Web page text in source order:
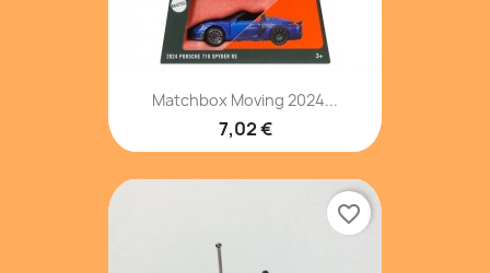
Matchbox Moving 2024...
7,02 €
favorite_border